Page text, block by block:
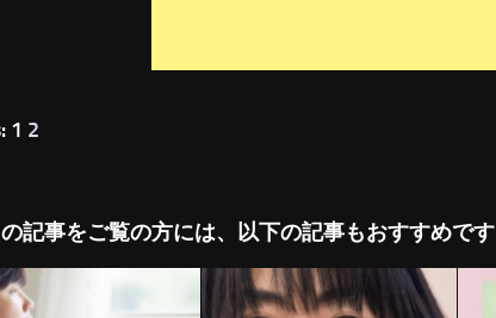
1 2
記事をご覧の方には、以下の記事もおすすめです